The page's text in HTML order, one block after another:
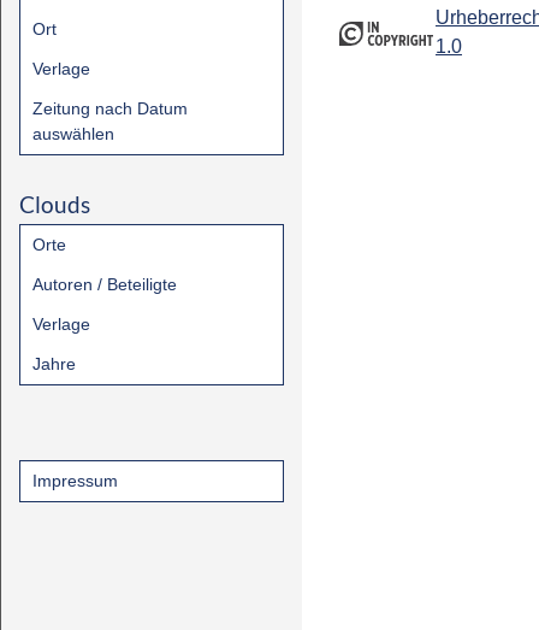
Ort
Verlage
Zeitung nach Datum
auswählen
Clouds
Orte
Autoren / Beteiligte
Verlage
Jahre
Impressum
1.0